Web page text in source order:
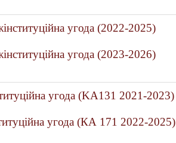
угода (2022-2025)
угода (2023-2026)
угода (KA131 2021-2023)
угода (КА 171 2022-2025)